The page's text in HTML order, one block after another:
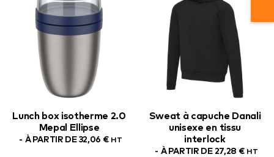
Lunch box isotherme 2.0
Mepal Ellipse
À PARTIR DE32,06 € HT
Sweat à capuche Danali
unisexe en tissu
interlock
À PARTIR DE27,28 € HT